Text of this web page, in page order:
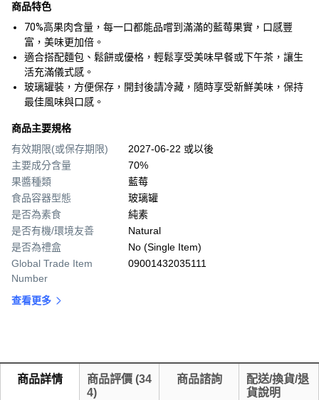
商品特色
70%高果肉含量，每一口都能品嚐到滿滿的藍莓果實，口感豐
富，美味更加倍。
適合搭配麵包、鬆餅或優格，輕鬆享受美味早餐或下午茶，讓生
活充滿儀式感。
玻璃罐裝，方便保存，開封後請冷藏，隨時享受新鮮美味，保持
最佳風味與口感。
商品主要規格
有效期限(或保存期限)
2027-06-22 或以後
主要成分含量
70%
果醬種類
藍莓
食品容器型態
玻璃罐
是否為素食
純素
是否有機/環境友善
Natural
是否為禮盒
No (Single Item)
Global Trade Item
Number
09001432035111
查看更多
商品詳情 商品評價 (34
4)
商品諮詢
配送/換貨/退
貨說明